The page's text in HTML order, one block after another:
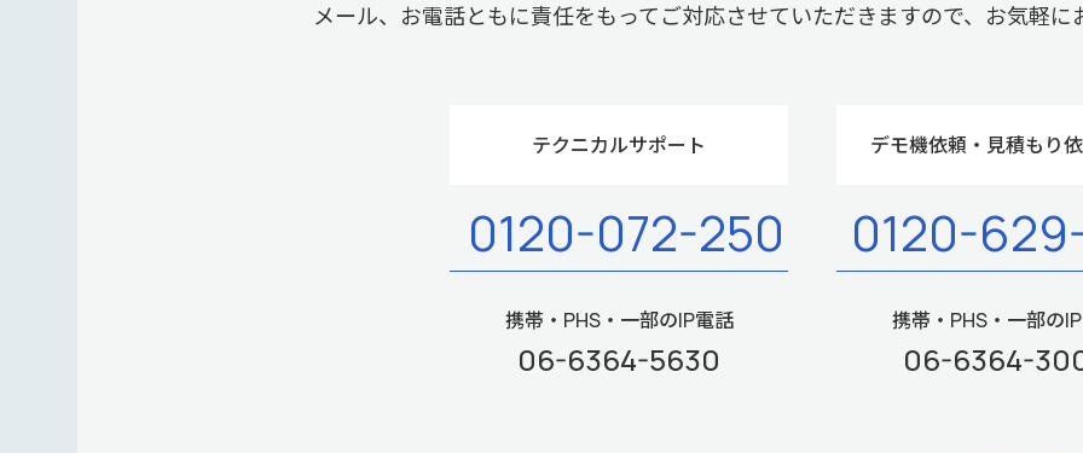
メール、お電話ともに責任をもってご対応させていただきますので、お気軽
テクニカルサポート
0120-072-250
携帯・PHS・一部のIP電話
06-6364-5630
デモ機依頼・見積もり
0120-
携帯・PHS・一部の
06-6364-